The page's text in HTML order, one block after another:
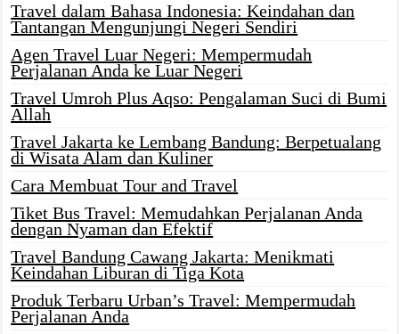
Travel dalam Bahasa Indonesia: Keindahan dan
Tantangan Mengunjungi Negeri Sendiri
Agen Travel Luar Negeri: Mempermudah
Perjalanan Anda ke Luar Negeri
Travel Umroh Plus Aqso: Pengalaman Suci di Bumi
Allah
Travel Jakarta ke Lembang Bandung: Berpetualang
di Wisata Alam dan Kuliner
Cara Membuat Tour and Travel
Tiket Bus Travel: Memudahkan Perjalanan Anda
dengan Nyaman dan Efektif
Travel Bandung Cawang Jakarta: Menikmati
Keindahan Liburan di Tiga Kota
Produk Terbaru Urban’s Travel: Mempermudah
Perjalanan Anda